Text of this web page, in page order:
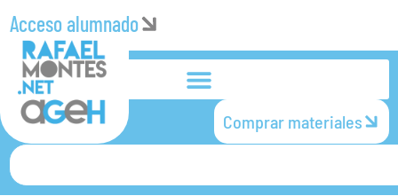
Acceso alumnado
Comprar materiales